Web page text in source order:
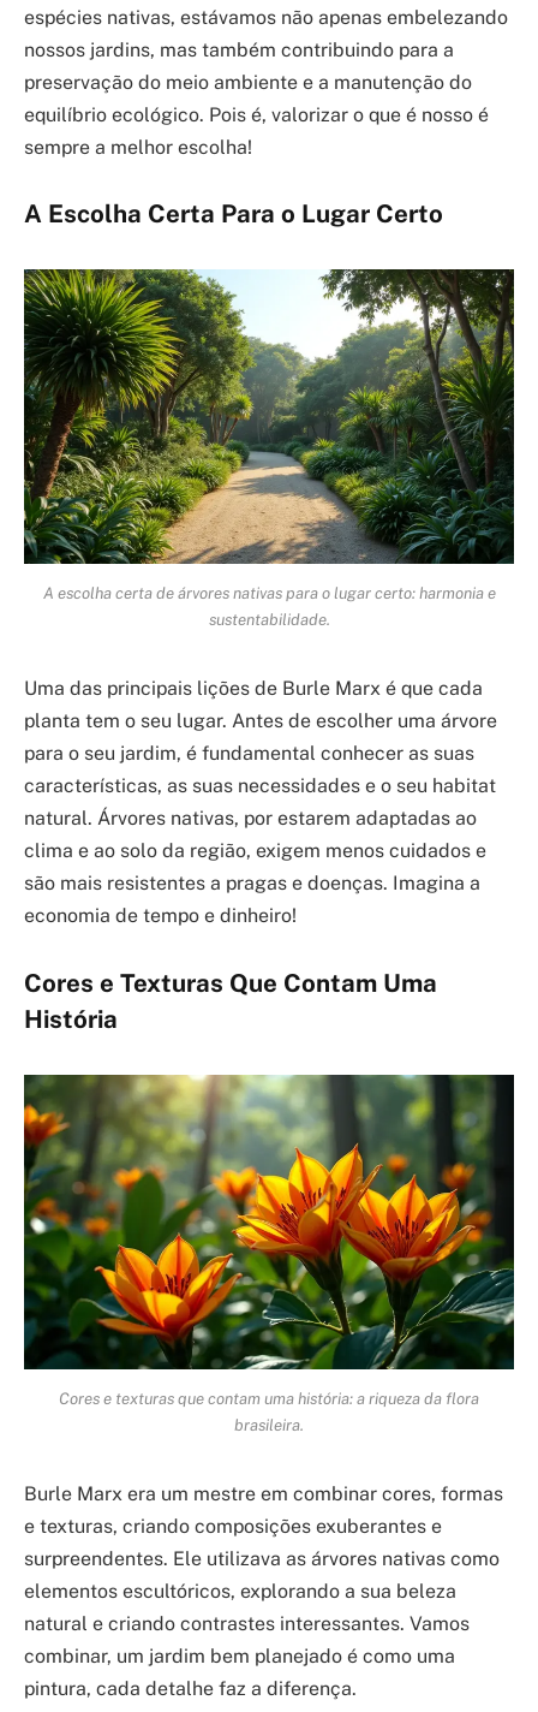
espécies nativas, estávamos não apenas embelezando
nossos jardins, mas também contribuindo para a
preservação do meio ambiente e a manutenção do
equilíbrio ecológico. Pois é, valorizar o que é nosso é
sempre a melhor escolha!
A Escolha Certa Para o Lugar Certo
A escolha certa de árvores nativas para o lugar certo: harmonia e
sustentabilidade.
Uma das principais lições de Burle Marx é que cada
planta tem o seu lugar. Antes de escolher uma árvore
para o seu jardim, é fundamental conhecer as suas
características, as suas necessidades e o seu habitat
natural. Árvores nativas, por estarem adaptadas ao
clima e ao solo da região, exigem menos cuidados e
são mais resistentes a pragas e doenças. Imagina a
economia de tempo e dinheiro!
Cores e Texturas Que Contam Uma
História
Cores e texturas que contam uma história: a riqueza da flora
brasileira.
Burle Marx era um mestre em combinar cores, formas
e texturas, criando composições exuberantes e
surpreendentes. Ele utilizava as árvores nativas como
elementos escultóricos, explorando a sua beleza
natural e criando contrastes interessantes. Vamos
combinar, um jardim bem planejado é como uma
pintura, cada detalhe faz a diferença.